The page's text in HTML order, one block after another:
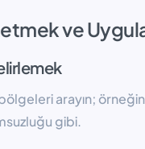
ve
arayın;
gibi.